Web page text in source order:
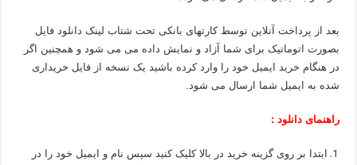
بعد از پرداخت آنلاین توسط کارتهای بانکی تحت شتاب لینک دانلود فایل
بصورت اتوماتیک برای شما آزاد و نمایش داده می می شود و همچنین اگر
در هنگام خرید ایمیل خود را وارد کرده باشید یک نسخه از فایل خریداری
شده به ایمیل شما ارسال می شود.
راهنمای دانلود :
ابتدا بر روی گزینه خرید در بالا کلیک کنید سپس نام و ایمیل خود را در